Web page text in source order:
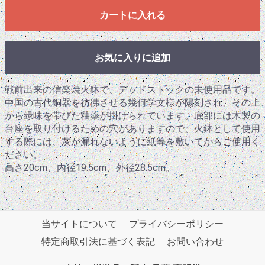
カートに入れる
お気に入りに追加
戦前出来の信楽焼火鉢で、デッドストックの未使用品です。
中国の古代銅器を彷彿させる幾何学文様が陽刻され、その上
から緑味を帯びた釉薬が掛けられています。底部には木製の
台座を取り付けるための穴がありますので、火鉢として使用
する際には、灰が漏れないように紙等を敷いてからご使用く
ださい。
高さ20cm、内径19.5cm、外径28.5cm。
当サイトについて
プライバシーポリシー
特定商取引法に基づく表記
お問い合わせ